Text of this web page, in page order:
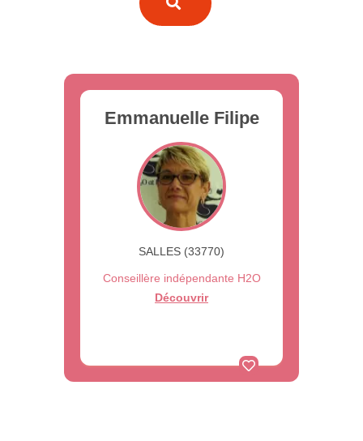
Emmanuelle Filipe
SALLES (33770)
Conseillère indépendante H2O
Découvrir